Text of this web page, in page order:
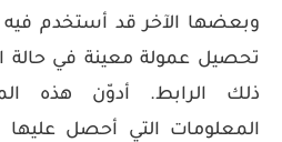
تحصيل عمولة معينة في
ذلك الرابط. أدوّن هذه
المعلومات التي أحصل